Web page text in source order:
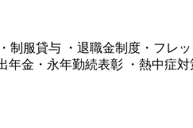
服貸与 ・退職金制度・フレ
年金・永年勤続表彰 ・熱中症